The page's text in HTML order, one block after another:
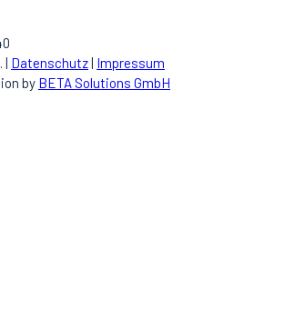
Datenschutz Impressum
by BETA Solutions GmbH